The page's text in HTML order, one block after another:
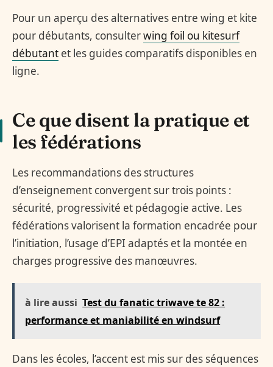
Pour un aperçu des alternatives entre wing et kite
pour débutants, consulterwing foil ou kitesurf
débutant et les guides comparatifs disponibles en
ligne.
Ce que disent la pratique et
les fédérations
Les recommandations des structures
d’enseignement convergent sur trois points :
sécurité, progressivité et pédagogie active. Les
fédérations valorisent la formation encadrée pour
l’initiation, l’usage d’EPI adaptés et la montée en
charges progressive des manœuvres.
à lire aussi Test du fanatic triwave te 82 :
performance et maniabilité en windsurf
Dans les écoles, l’accent est mis sur des séquences